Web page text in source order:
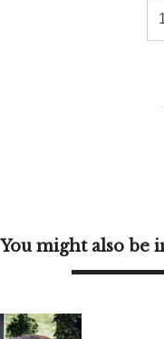
You might also be